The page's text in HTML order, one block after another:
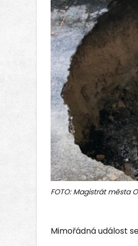
FOTO: Magistrát města
Mimořádná událost